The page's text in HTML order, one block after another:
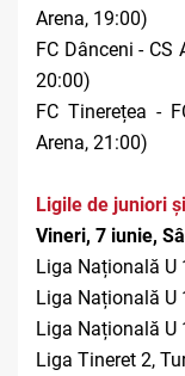
Arena, 19:00)
FC Dânceni - CS
20:00)
FC Tinerețea -
Arena, 21:00)
Ligile de juniori
Vineri, 7 iunie,
Liga Națională U
Liga Națională U
Liga Națională U
Liga Tineret 2,